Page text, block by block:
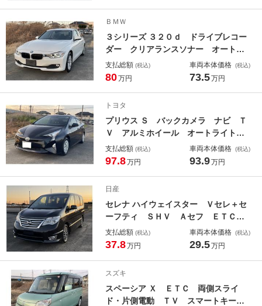
ン パワーステアリング
ＢＭＷ
３シリーズ ３２０ｄ ドライブレコー
ダー クリアランスソナー オートク
ルーズコントロール バックカメラ
ナビ アルミホイール ＨＩＤ Ａ
Ｓ ＥＳＣ
支払総額 (税込)
80万円
車両本体価格 (税込)
73.5万円
トヨタ
プリウス Ｓ バックカメラ ナビ Ｔ
Ｖ アルミホイール オートライト
ＬＥＤヘッドランプ ＣＶＴ スマー
トキー アイドリングストップ 電動
支払総額 (税込)
97.8万円
車両本体価格 (税込)
93.9万円
日産
セレナ ハイウェイスター Ｖセレ＋セ
ーフティ ＳＨＶ Ａセフ ＥＴＣ
全周囲カメラ ＴＶ クリアランスソ
ナー オートクルーズコントロール
ッドランプ スマートキー 電動格納
ミラー 後席モニター
支払総額 (税込)
37.8万円
車両本体価格 (税込)
29.5万円
スズキ
スペーシア Ｘ ＥＴＣ 両側スライ
ド・片側電動 ＴＶ スマートキー